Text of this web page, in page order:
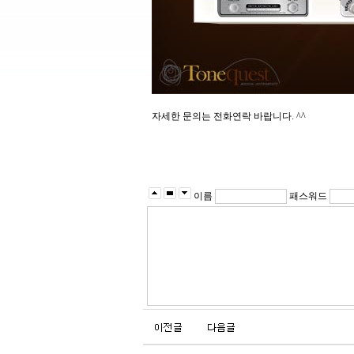
자세한 문의는 전화연락 바랍니다. ^^
이름 패스워드